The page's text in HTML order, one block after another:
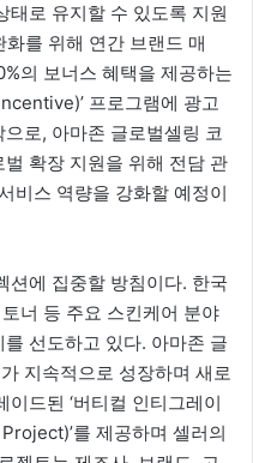
태로 유지할 수 있도록 지원
를 위해 연간 브랜드 매
의 보너스 혜택을 제공하는
프로그램에 광고
로, 아마존 글로벌셀링 코
확장 지원을 위해 전담 관
비스 역량을 강화할 예정이
션에 집중할 방침이다. 한국
너 등 주요 스킨케어 분야
선도하고 있다. 아마존 글
지속적으로 성장하며 새로
드된 ‘버티컬 인티그레이
를 제공하며 셀러의